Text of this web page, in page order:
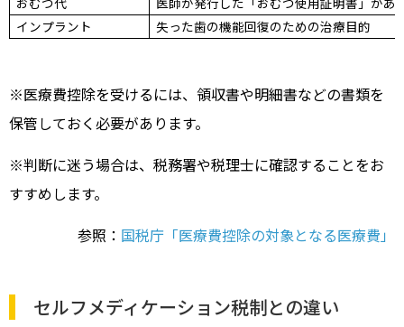
インプラント
失った歯の機能回復のための治療目的
※医療費控除を受けるには、領収書や明細書などの書類を
保管しておく必要があります。
※判断に迷う場合は、税務署や税理士に確認することをお
すすめします。
参照： 国税庁「医療費控除の対象となる医療費」
セルフメディケーション税制との違い